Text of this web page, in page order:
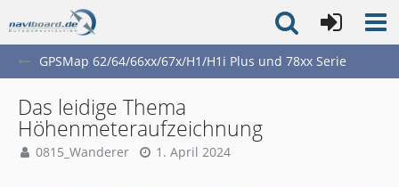
GPSMap 62/64/66xx/67x/H1/H1i Plus und 78xx Serie
Das leidige Thema
Höhenmeteraufzeichnung
0815_Wanderer 1. April 2024